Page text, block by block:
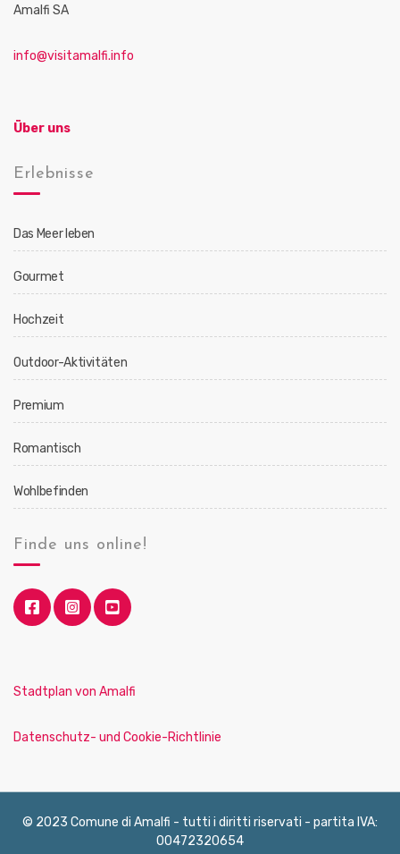
Amalfi SA
info@visitamalfi.info
Über uns
Erlebnisse
Das Meer leben
Gourmet
Hochzeit
Outdoor-Aktivitäten
Premium
Romantisch
Wohlbefinden
Finde uns online!
Stadtplan von Amalfi
Datenschutz- und Cookie-Richtlinie
© 2023 Comune di Amalfi - tutti i diritti riservati - partita IVA:
00472320654